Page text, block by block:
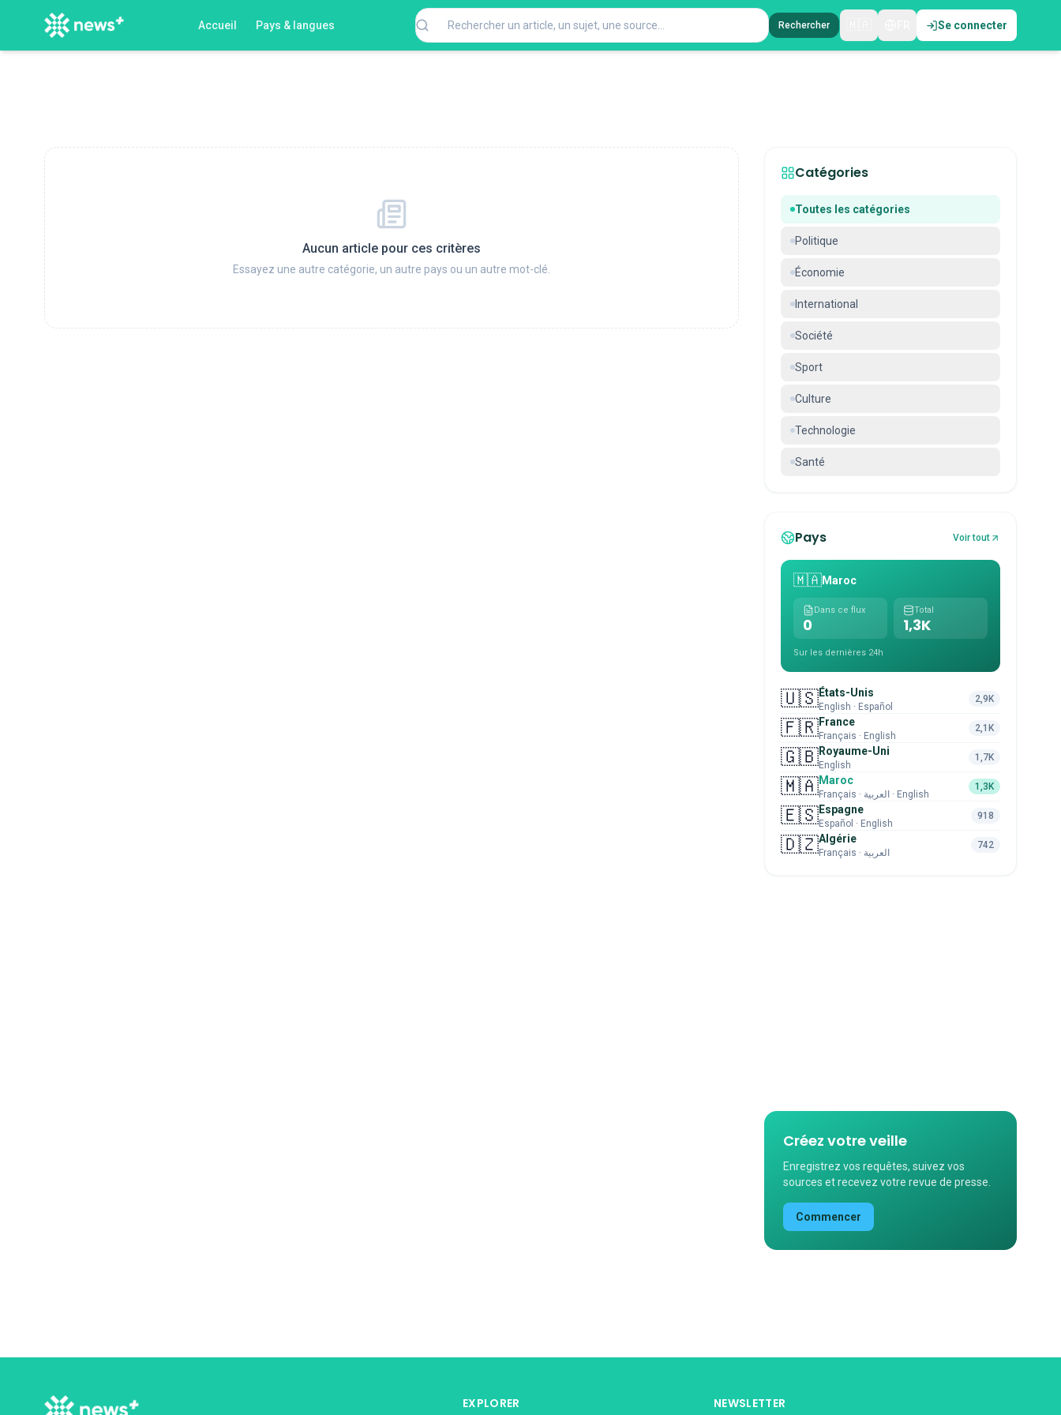
Accueil Pays & langues Rechercher Se connecter
Aucun article pour ces critères
Essayez une autre catégorie, un autre pays ou un autre mot-clé.
Catégories
Toutes les catégories
Politique
Économie
International
Société
Sport
Culture
Technologie
Santé
Pays Voir tout
🇲🇦Maroc
Dans ce flux
0
Total
1,3K
Sur les dernières 24h
🇺🇸États-Unis
English · Español
2,9K
🇫🇷France
Français · English
2,1K
🇬🇧Royaume-Uni
English
1,7K
🇲🇦Maroc
Français · العربية · English
1,3K
🇪🇸Espagne
Español · English
918
🇩🇿Algérie
Français · العربية
742
Créez votre veille
Enregistrez vos requêtes, suivez vos
sources et recevez votre revue de presse.
Commencer
EXPLORER NEWSLETTER